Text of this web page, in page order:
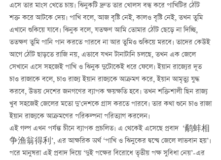
এসে তার মাংস খেতে চায়। ঝিনুকটি দ্রুত তার খোলস বন্ধ করে পাখিটির ঠোঁট
শক্ত করে আটকে দেয়। পাখি বলে, আজ বৃষ্টি নেই, কালও বৃষ্টি নেই, তখন তুমি
এখানে শুকিয়ে যাবে। ঝিনুক বলে, যতক্ষণ আমি তোমার ঠোঁট ছেড়ে না দিচ্ছি,
ততক্ষণ তুমি পানি পান করতে পারবে না আর তুমিও শুকিয়ে মরবে। তাদের কেউই
আগে ঠোঁট ছাড়তে রাজি নয়, এভাবে যখন টানাটানি চলছে, তখন এক জেলে
সেখানে এসে সহজেই পাখি ও ঝিনুক দুটোকেই ধরে ফেলে। ইয়ান রাজ্যের দূত
চাও রাজাকে বলে, চাও রাজ্য ইয়ান রাজ্যকে আক্রমণ করে, ইয়ান আমৃত্যু যুদ্ধ
করবে, উভয় দেশের জনগণের ব্যাপক ক্ষয়ক্ষতি হবে। তখন শক্তিশালী ছিন রাজ্য
খুব সহজেই জেলের মতো দু’দেশকে গ্রাস করতে পারবে। তার কথা শুনে চাও রাজা
ইয়ান রাজ্যকে আক্রমণের পরিকল্পনা পরিত্যাগ করলেন।
এই গল্প এখন পর্যন্ত চীনে ব্যাপক প্রচলিত। এ থেকেই এসেছে প্রবাদ ‘鹬蚌相
争渔翁得利’, এর আক্ষরিক অর্থ ‘পাখি ও ঝিনুকের দ্বন্দ্বে জেলে লাভবান হয়’।
পরে মানুষরা এই প্রবাদ দিয়ে ‘দুই পক্ষের বিরোধে তৃতীয় পক্ষ সুবিধা নেয়’-এর